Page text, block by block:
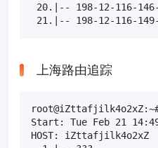
20.|-- 198-12-116-
21.|-- 198-12-116-
上海路由追踪
Start: Tue Feb 21
HOST: